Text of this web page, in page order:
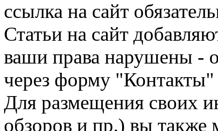
ссылка на сайт
Статьи на сайт
ваши права нарушены -
через форму "Контакты"
Для размещения своих
обзоров и пр.) вы также